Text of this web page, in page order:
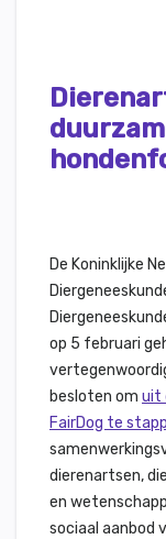
De Koninklijke
op 5 februari
besloten om uit
FairDog te
dierenartsen,
en
sociaal aanbod